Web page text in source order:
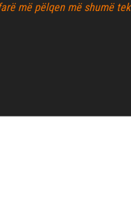
më pëlqen më shumë tek